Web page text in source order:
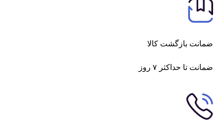
ضمانت بازگشت کالا
ضمانت تا حداکثر ۷ روز